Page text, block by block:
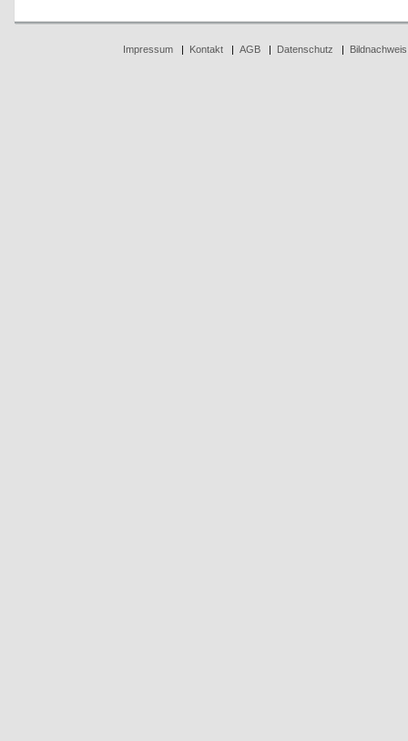
Impressum| Kontakt| AGB| Datenschutz Bildnachweis